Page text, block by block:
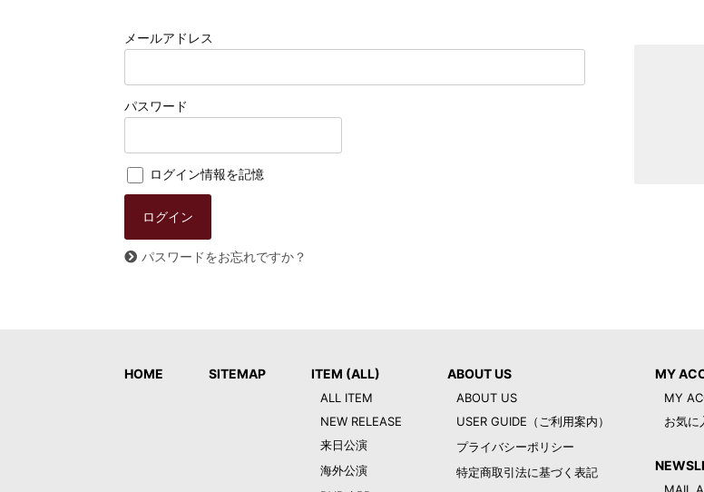
メールアドレス
パスワード
ログイン情報を記憶
パスワードをお忘れですか？
HOME SITEMAP ITEM (ALL)
ALL ITEM
NEW RELEASE
来日公演
海外公演
ABOUT US
ABOUT US
USER GUIDE（ご利用案内）
プライバシーポリシー
特定商取引法に基づく表記
MY
MY
お気に